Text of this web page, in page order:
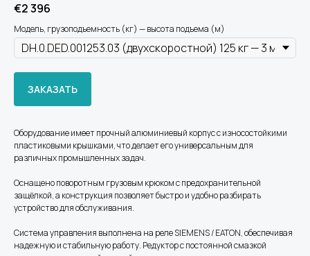
€2 396
Модель, грузоподъемность (кг) — высота подъема (м)
ЗАКАЗАТЬ
Оборудование имеет прочный алюминиевый корпус с износостойкими
пластиковыми крышками, что делает его универсальным для
различных промышленных задач.
Оснащено поворотным грузовым крюком с предохранительной
защёлкой, а конструкция позволяет быстро и удобно разбирать
устройство для обслуживания.
Система управления выполнена на реле SIEMENS / EATON, обеспечивая
надежную и стабильную работу. Редуктор с постоянной смазкой